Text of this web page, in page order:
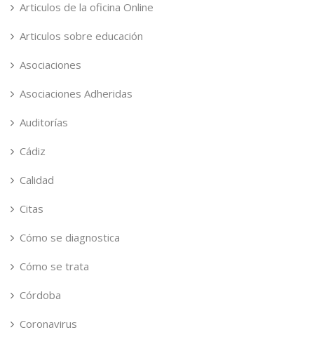
Articulos de la oficina Online
Articulos sobre educación
Asociaciones
Asociaciones Adheridas
Auditorías
Cádiz
Calidad
Citas
Cómo se diagnostica
Cómo se trata
Córdoba
Coronavirus